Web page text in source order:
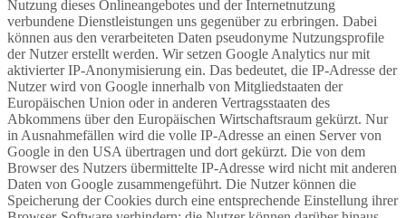
Nutzung dieses Onlineangebotes und der Internetnutzung
verbundene Dienstleistungen uns gegenüber zu erbringen. Dabei
können aus den verarbeiteten Daten pseudonyme Nutzungsprofile
der Nutzer erstellt werden. Wir setzen Google Analytics nur mit
aktivierter IP-Anonymisierung ein. Das bedeutet, die IP-Adresse der
Nutzer wird von Google innerhalb von Mitgliedstaaten der
Europäischen Union oder in anderen Vertragsstaaten des
Abkommens über den Europäischen Wirtschaftsraum gekürzt. Nur
in Ausnahmefällen wird die volle IP-Adresse an einen Server von
Google in den USA übertragen und dort gekürzt. Die von dem
Browser des Nutzers übermittelte IP-Adresse wird nicht mit anderen
Daten von Google zusammengeführt. Die Nutzer können die
Speicherung der Cookies durch eine entsprechende Einstellung ihrer